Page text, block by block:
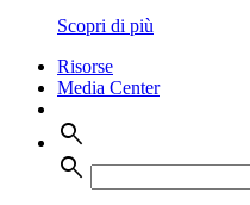
Scopri di più
Risorse
Media Center
search
search